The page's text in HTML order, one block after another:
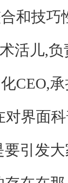
和技
活儿,
CEO,
界面
引发